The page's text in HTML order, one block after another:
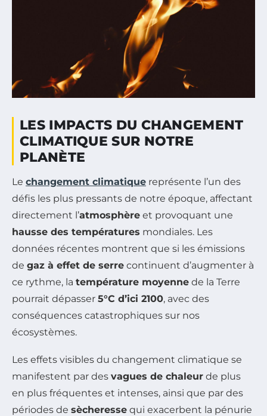
LES IMPACTS DU CHANGEMENT
CLIMATIQUE SUR NOTRE
PLANÈTE
Le changement climatique représente l’un des
défis les plus pressants de notre époque, affectant
directement l’atmosphère et provoquant une
hausse des températures mondiales. Les
données récentes montrent que si les émissions
de gaz à effet de serre continuent d’augmenter à
ce rythme, la température moyenne de la Terre
pourrait dépasser 5°C d’ici 2100, avec des
conséquences catastrophiques sur nos
écosystèmes.
Les effets visibles du changement climatique se
manifestent par des vagues de chaleur de plus
en plus fréquentes et intenses, ainsi que par des
périodes de sècheresse qui exacerbent la pénurie